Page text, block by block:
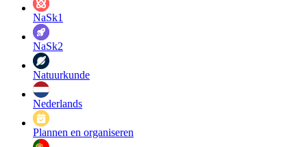
NaSk1
NaSk2
Natuurkunde
Nederlands
Plannen en organiseren